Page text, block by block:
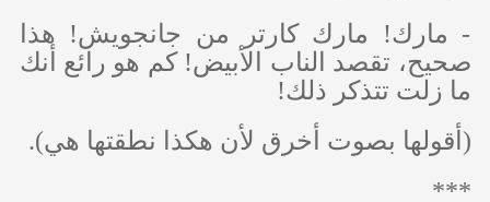
- مارك! مارك كارتر من جانجويش! هذا
صحيح، تقصد الناب الأبيض! كم هو رائع أنك
ما زلت تتذكر ذلك!
(أقولها بصوت أخرق لأن هكذا نطقتها هي).
***